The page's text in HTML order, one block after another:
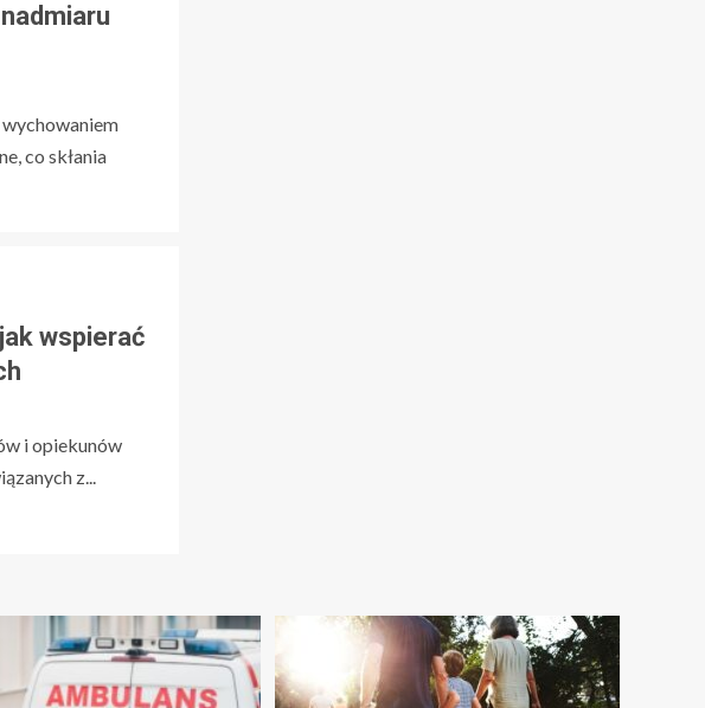
co skłania
wspierać
i opiekunów
z...